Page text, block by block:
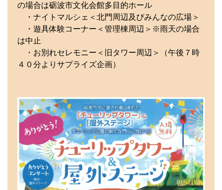
の場合は砺波市文化会館多目的ホール
・ナイトマルシェ＜北門周辺及びみんなの広場＞
・遊具体験コーナー＜管理棟周辺＞※雨天の場合
は中止
・お別れセレモニー＜旧タワー周辺＞（午後７時
４０分よりサプライズ企画）